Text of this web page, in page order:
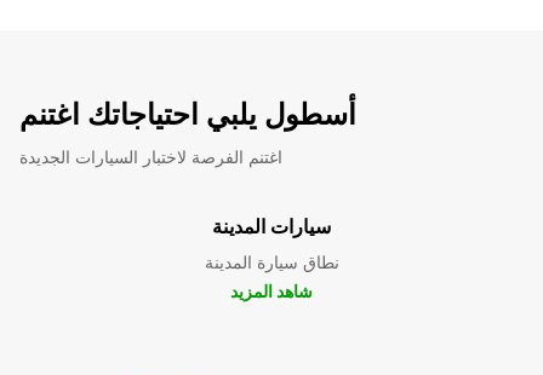
أسطول يلبي احتياجاتك اغتنم
اغتنم الفرصة لاختبار السيارات الجديدة
سيارات المدينة
نطاق سيارة المدينة
شاهد المزيد